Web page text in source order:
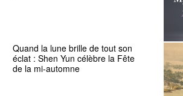
Quand la lune brille de tout son
éclat : Shen Yun célèbre la Fête
de la mi-automne